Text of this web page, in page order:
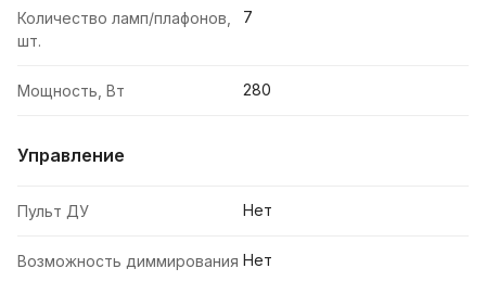
Количество ламп/плафонов,
шт.
7
Мощность, Вт 280
Управление
Пульт ДУ Нет
Возможность диммирования Нет